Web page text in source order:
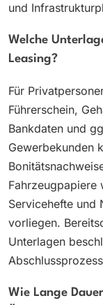
und
Welche
Leasing?
Für
Führerschein,
Bankdaten und
Gewerbekunden
Fahrzeugpapiere
Servicehefte und
vorliegen.
Unterlagen
Wie Lange